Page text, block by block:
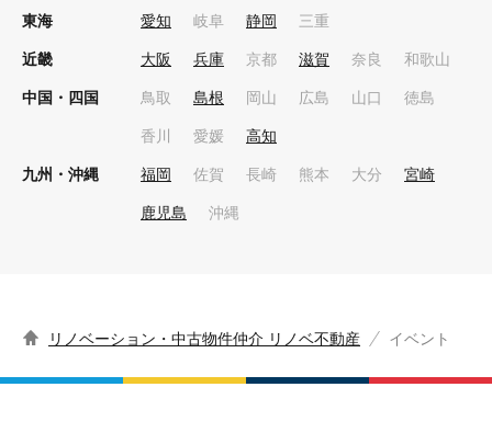
東海 愛知 岐阜 静岡 三重
近畿 大阪 兵庫 京都 滋賀 奈良 和歌山
中国・四国 鳥取 島根 岡山 広島 山口 徳島
香川 愛媛 高知
九州・沖縄 福岡 佐賀 長崎 熊本 大分 宮崎
鹿児島 沖縄
リノベーション・中古物件仲介 リノベ不動産 イベント